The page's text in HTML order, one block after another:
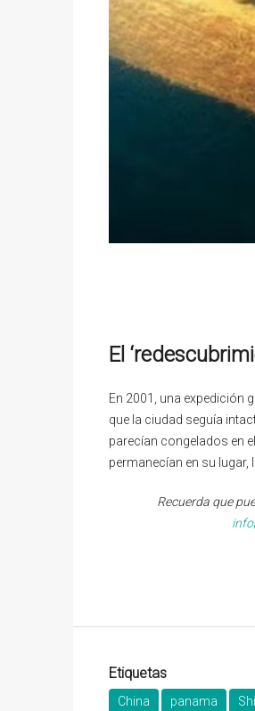
El
En 2001, una expedición
que la ciudad seguía
parecían congelados en
permanecían en su lugar,
Recuerda que
Etiquetas
China panama